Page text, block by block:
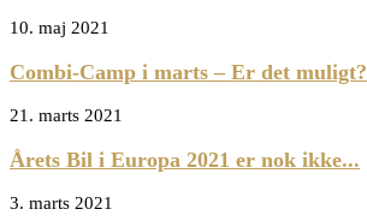
10. maj 2021
Combi-Camp i marts – Er det muligt?
21. marts 2021
Årets Bil i Europa 2021 er nok ikke...
3. marts 2021